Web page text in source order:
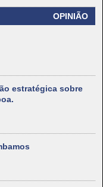
OPINIÃO
estratégica sobre